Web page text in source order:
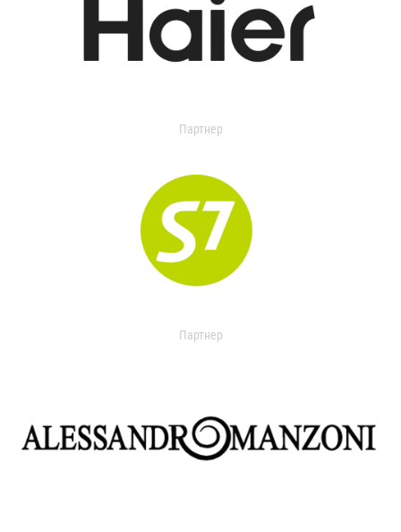
Партнер
Партнер